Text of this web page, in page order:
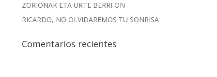
ZORIONAK ETA URTE BERRI ON
RICARDO, NO OLVIDAREMOS TU SONRISA
Comentarios recientes